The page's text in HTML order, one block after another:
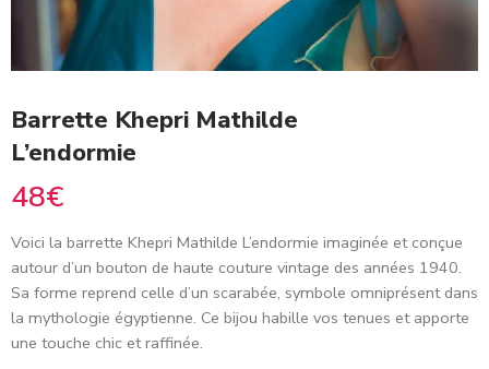
Barrette Khepri Mathilde
L’endormie
48€
Voici la barrette Khepri Mathilde L’endormie imaginée et conçue
autour d’un bouton de haute couture vintage des années 1940.
Sa forme reprend celle d’un scarabée, symbole omniprésent dans
la mythologie égyptienne. Ce bijou habille vos tenues et apporte
une touche chic et raffinée.